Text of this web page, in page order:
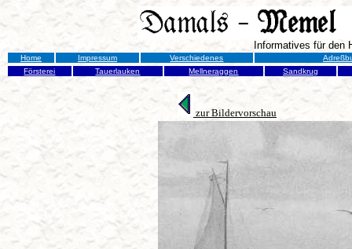
Informatives für den
Home Impressum Verschiedenes
Försterei
Tauerlauken Mellneraggen Sandkrug
zur Bildervorschau